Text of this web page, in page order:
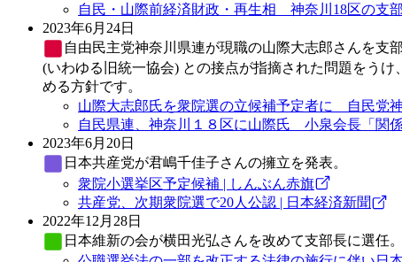
自民・山際前経済財政・再生相 神奈川18区の支
2023年6月24日
自由民主党神奈川県連が現職の山際大志郎さんを支
(いわゆる旧統一協会) との接点が指摘された問題をう
める方針です。
山際大志郎氏を衆院選の立候補予定者に 自民党
自民県連、神奈川１８区に山際氏 小泉会長「関
2023年6月20日
日本共産党が君嶋千佳子さんの擁立を発表。
衆院小選挙区予定候補 | しんぶん赤旗
共産党、次期衆院選で20人公認 | 日本経済新聞
2022年12月28日
日本維新の会が横田光弘さんを改めて支部長に選任